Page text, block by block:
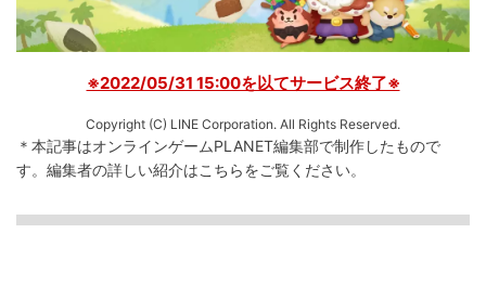
※2022/05/31 15:00を以てサービス終了※
Copyright (C) LINE Corporation. All Rights Reserved.
＊本記事はオンラインゲームPLANET編集部で制作したもので
す。 編集者の詳しい紹介はこちらをご覧ください。